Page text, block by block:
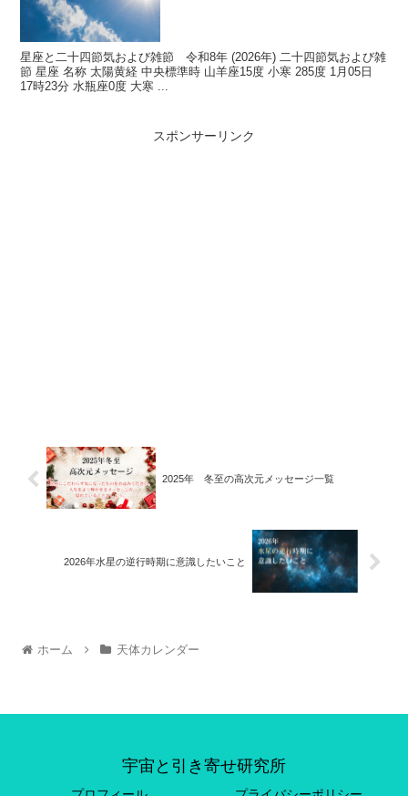
星座と二十四節気および雑節 令和8年 (2026年) 二十四節気および雑
節 星座 名称 太陽黄経 中央標準時 山羊座15度 小寒 285度 1月05日
17時23分 水瓶座0度 大寒 ...
スポンサーリンク
2025年 冬至の高次元メッセージ一覧
2026年水星の逆行時期に意識したいこと
ホーム 天体カレンダー
宇宙と引き寄せ研究所